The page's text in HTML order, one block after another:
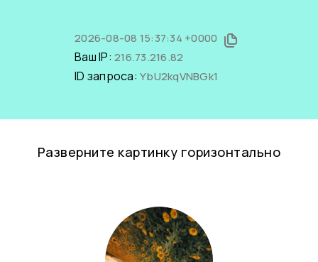
2026-08-08 15:37:34 +0000
Ваш IP: 216.73.216.82
ID запроса: YbU2kqVNBGk1
Разверните картинку горизонтально